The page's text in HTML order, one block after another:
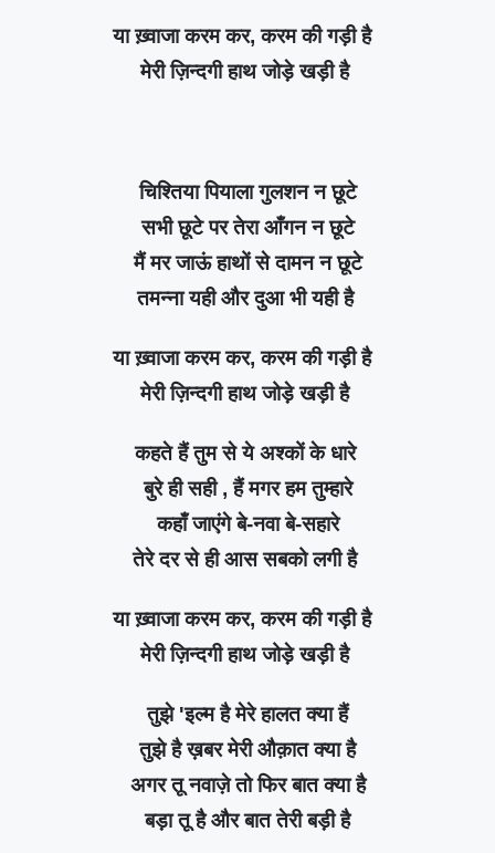
या ख़्वाजा करम कर, करम की गड़ी है
मेरी ज़िन्दगी हाथ जोड़े खड़ी है
चिश्तिया पियाला गुलशन न छूटे
सभी छूटे पर तेरा आँगन न छूटे
मैं मर जाऊं हाथों से दामन न छूटे
तमन्ना यही और दुआ भी यही है
या ख़्वाजा करम कर, करम की गड़ी है
मेरी ज़िन्दगी हाथ जोड़े खड़ी है
कहते हैं तुम से ये अश्कों के धारे
बुरे ही सही , हैं मगर हम तुम्हारे
कहाँ जाएंगे बे-नवा बे-सहारे
तेरे दर से ही आस सबको लगी है
या ख़्वाजा करम कर, करम की गड़ी है
मेरी ज़िन्दगी हाथ जोड़े खड़ी है
तुझे 'इल्म है मेरे हालत क्या हैं
तुझे है ख़बर मेरी औक़ात क्या है
अगर तू नवाज़े तो फिर बात क्या है
बड़ा तू है और बात तेरी बड़ी है